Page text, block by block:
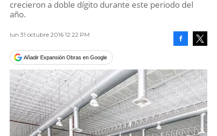
crecieron a doble dígito durante este periodo del
año.
lun 31 octubre 2016 12:22 PM
Añadir Expansión Obras en Google